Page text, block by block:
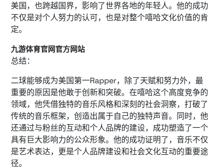
美国，也跨越国界，影响了世界各地的年轻人。他的成功
不仅是对个人努力的认可，也是对整个嘻哈文化价值的肯
定。
九游体育官网官方网站
总结：
二球能够成为美国第一Rapper，除了天赋和努力外，最
重要的原因是他敢于创新和突破。在嘻哈这个高度竞争的
领域，他凭借独特的音乐风格和深刻的社会洞察，打破了
传统的音乐框架，创造出属于自己的独特声音。同时，他
还通过与粉丝的互动和个人品牌的建设，成功塑造了一个
具有巨大影响力的公众形象。他的成功证明了，音乐不仅
是艺术表达，更是个人品牌建设和社会文化互动的重要途
径。